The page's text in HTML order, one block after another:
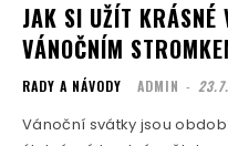
JAK SI UŽÍT KRÁSNÉ
VÁNOČNÍM
RADY A NÁVODY ADMIN -
Vánoční svátky jsou